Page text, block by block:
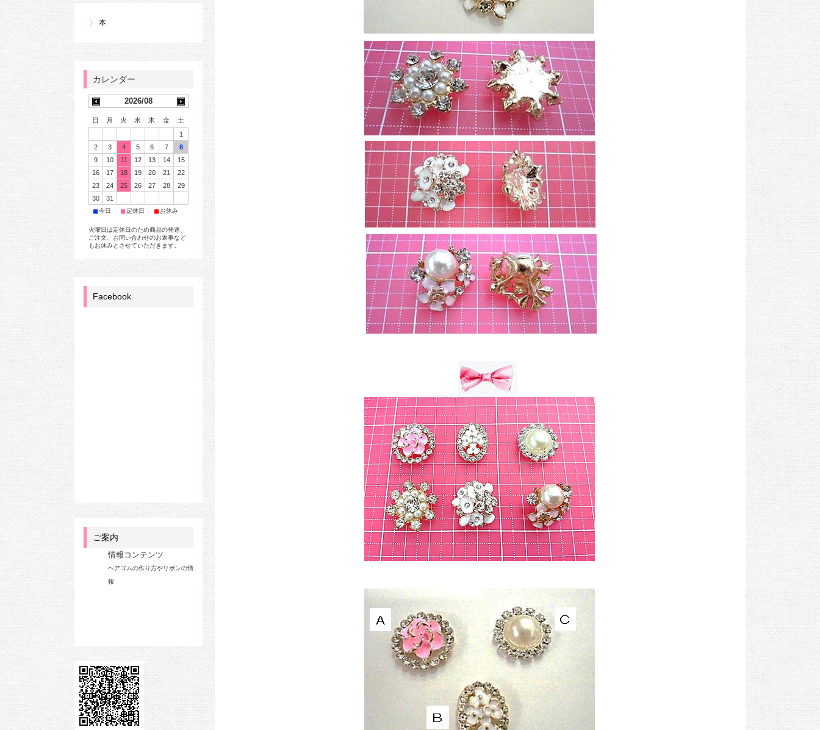
本
2026/08
日 月 火 水 木 金
土
1
2
3 4 5 6 7
8
9
10 11 12 13 14
15
16
17 18 19 20 21
22
23
24 25 26 27 28
29
30
31
■ 今日 ■ 定休日 ■ お休み
火曜日は定休日のため商品の発送、
ご注文、お問い合わせのお返事など
もお休みとさせていただきます。
Facebook
ご案内
情報コンテンツ
ヘアゴムの作り方やリボンの情
報